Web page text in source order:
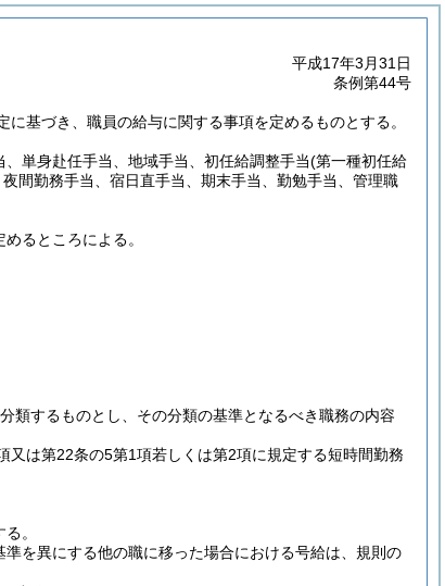
平成17年3月31日
条例第44号
に基づき、職員の給与に関する事項を定めるものとする。
単身赴任手当、地域手当、初任給調整手当(第一種初任給
間勤務手当、宿日直手当、期末手当、勤勉手当、管理職
るところによる。
類するものとし、その分類の基準となるべき職務の内容
は第22条の5第1項若しくは第2項に規定する短時間勤務
。
を異にする他の職に移った場合における号給は、規則の